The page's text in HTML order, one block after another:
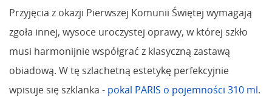
Przyjęcia z okazji Pierwszej Komunii Świętej wymagają
zgoła innej, wysoce uroczystej oprawy, w której szkło
musi harmonijnie współgrać z klasyczną zastawą
obiadową. W tę szlachetną estetykę perfekcyjnie
wpisuje się szklanka - pokal PARIS o pojemności 310 ml.